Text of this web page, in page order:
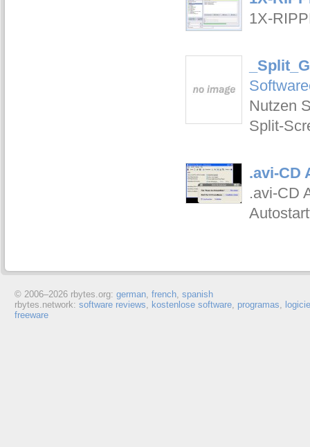
1X-
Nutzen
Split-
.avi-CD
.avi-CD
© 2006–2026 rbytes.org: german, french, spanish
rbytes.network: software reviews, kostenlose software, programas,
freeware